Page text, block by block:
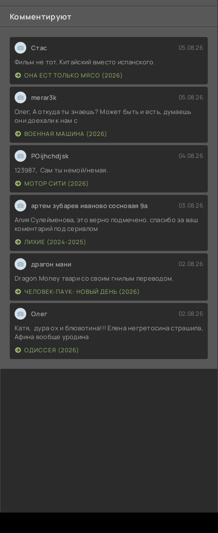
Комментируют
Стас 05.08.26
Фильм не тот. Китайский вместо испанского.
ОНА ЕСТ ТОЛЬКО МЯСО (2026)
merar3k 05.08.26
Олег, А откуда ты знаешь? Может быть и есть, думаешь
они доехали к нам с
ВОЕННАЯ МАШИНА (2026)
POijhchdjsk 04.08.26
123987, Сам ты немой/немая.
МОТОР СИТИ (2026)
артем зубарев иваново сосновая 9а 03.08.26
Алия Сулейменова, это верно подмечено. спасибо за ваш
коментарий под сериалом
ЛИХИЕ (2024-2025)
драгон мани 02.08.26
Dragon Money твари со своим гнилым переводом.
ЧЕЛОВЕК-ПАУК: НОВЫЙ ДЕНЬ (2026)
Олег 02.08.26
Катя, дура ох и блювотина!!! Елена негретосина страшила,
Афина вообще уродина
ОДИССЕЯ (2026)